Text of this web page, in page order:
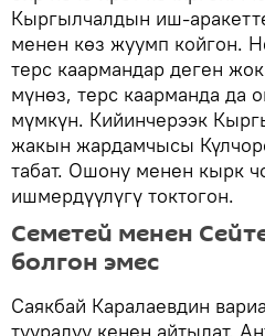
Кыргылчалдын иш-
менен көз жуумп койгон.
терс каармандар деген
мүнөз, терс каарманда да
мүмкүн. Кийинчерээк
жакын жардамчысы
табат. Ошону менен кырк
ишмердүүлүгү токтогон.
Семетей менен
болгон эмес
Саякбай Каралаевдин